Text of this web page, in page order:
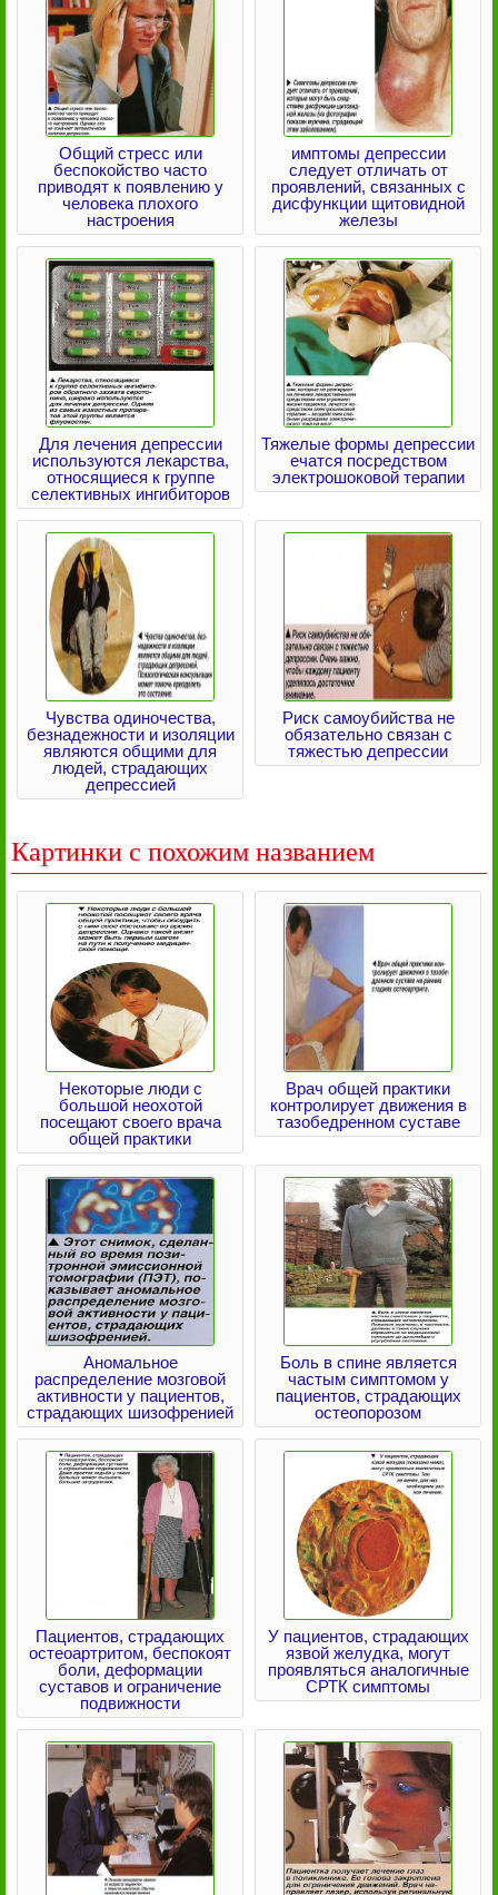
Общий стресс или
беспокойство часто
приводят к появлению у
человека плохого
настроения
имптомы депрессии
следует отличать от
проявлений, связанных с
дисфункции щитовидной
железы
Для лечения депрессии
используются лекарства,
относящиеся к группе
селективных ингибиторов
Тяжелые формы депрессии
ечатся посредством
электрошоковой терапии
Чувства одиночества,
безнадежности и изоляции
являются общими для
людей, страдающих
депрессией
Риск самоубийства не
обязательно связан с
тяжестью депрессии
Картинки с похожим названием
Некоторые люди с
большой неохотой
посещают своего врача
общей практики
Врач общей практики
контролирует движения в
тазобедренном суставе
Аномальное
распределение мозговой
активности у пациентов,
страдающих шизофренией
Боль в спине является
частым симптомом у
пациентов, страдающих
остеопорозом
Пациентов, страдающих
остеоартритом, беспокоят
боли, деформации
суставов и ограничение
подвижности
У пациентов, страдающих
язвой желудка, могут
проявляться аналогичные
СРТК симптомы